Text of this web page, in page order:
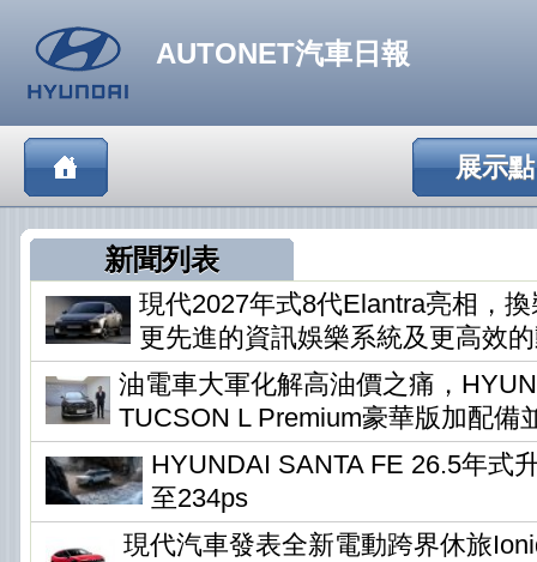
AUTONET汽車日報
展示點
新聞列表
現代2027年式8代Elantra亮相，
更先進的資訊娛樂系統及更高效
油電車大軍化解高油價之痛，
TUCSON L Premium豪華版加配備
HYUNDAI SANTA FE 26.5年式
至234ps
現代汽車發表全新電動跨界休旅